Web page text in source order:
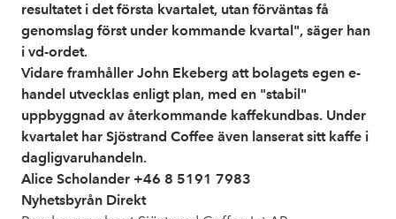
resultatet i det första kvartalet, utan förväntas få
genomslag först under kommande kvartal", säger han
i vd-ordet.
Vidare framhåller John Ekeberg att bolagets egen e-
handel utvecklas enligt plan, med en "stabil"
uppbyggnad av återkommande kaffekundbas. Under
kvartalet har Sjöstrand Coffee även lanserat sitt kaffe i
dagligvaruhandeln.
Alice Scholander +46 8 5191 7983
Nyhetsbyrån Direkt